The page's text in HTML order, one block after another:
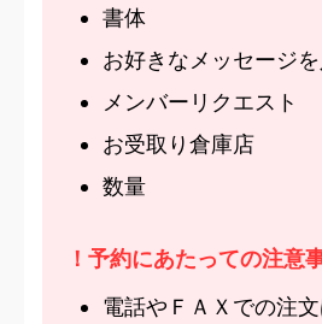
書体
お好きなメッセージ
メンバーリクエスト
お受取り倉庫店
数量
！予約にあたっての注意
電話やＦＡＸでの注